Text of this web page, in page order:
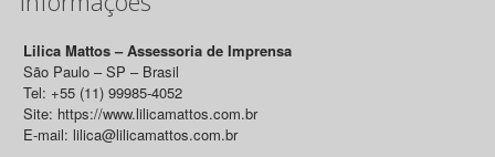
Lilica Mattos – Assessoria de Imprensa
São Paulo – SP – Brasil
Tel: +55 (11) 99985-4052
Site: https://www.lilicamattos.com.br
E-mail: lilica@lilicamattos.com.br